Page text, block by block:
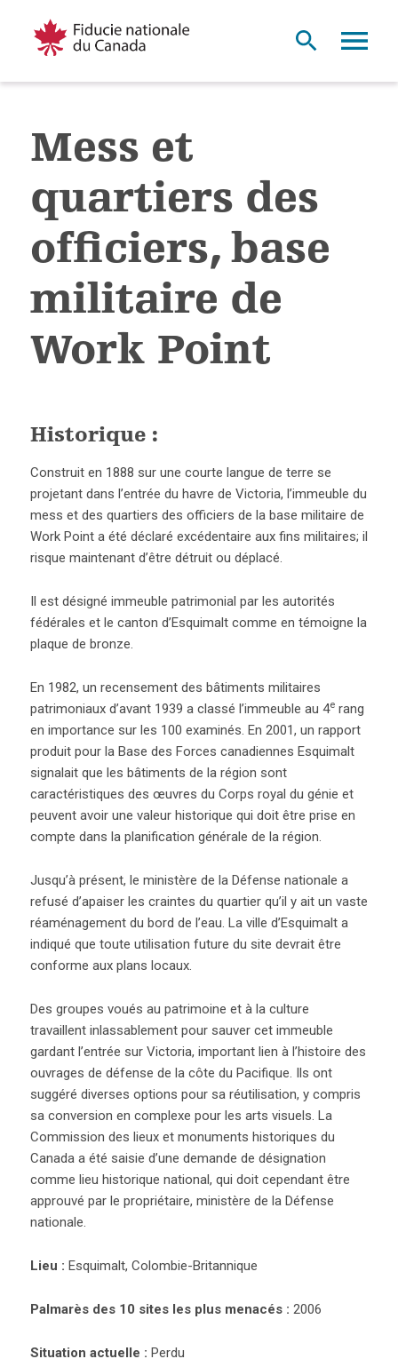
Mess et
quartiers des
officiers, base
militaire de
Work Point
Historique :
Construit en 1888 sur une courte langue de terre se
projetant dans l’entrée du havre de Victoria, l’immeuble du
mess et des quartiers des officiers de la base militaire de
Work Point a été déclaré excédentaire aux fins militaires; il
risque maintenant d’être détruit ou déplacé.
Il est désigné immeuble patrimonial par les autorités
fédérales et le canton d’Esquimalt comme en témoigne la
plaque de bronze.
En 1982, un recensement des bâtiments militaires
patrimoniaux d’avant 1939 a classé l’immeuble au 4erang
en importance sur les 100 examinés. En 2001, un rapport
produit pour la Base des Forces canadiennes Esquimalt
signalait que les bâtiments de la région sont
caractéristiques des œuvres du Corps royal du génie et
peuvent avoir une valeur historique qui doit être prise en
compte dans la planification générale de la région.
Jusqu’à présent, le ministère de la Défense nationale a
refusé d’apaiser les craintes du quartier qu’il y ait un vaste
réaménagement du bord de l’eau. La ville d’Esquimalt a
indiqué que toute utilisation future du site devrait être
conforme aux plans locaux.
Des groupes voués au patrimoine et à la culture
travaillent inlassablement pour sauver cet immeuble
gardant l’entrée sur Victoria, important lien à l’histoire des
ouvrages de défense de la côte du Pacifique. Ils ont
suggéré diverses options pour sa réutilisation, y compris
sa conversion en complexe pour les arts visuels. La
Commission des lieux et monuments historiques du
Canada a été saisie d’une demande de désignation
comme lieu historique national, qui doit cependant être
approuvé par le propriétaire, ministère de la Défense
nationale.
Lieu : Esquimalt, Colombie-Britannique
Palmarès des 10 sites les plus menacés : 2006
Situation actuelle : Perdu